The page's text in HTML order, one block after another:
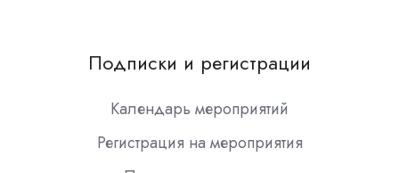
Подписки и регистрации
Календарь мероприятий
Регистрация на мероприятия